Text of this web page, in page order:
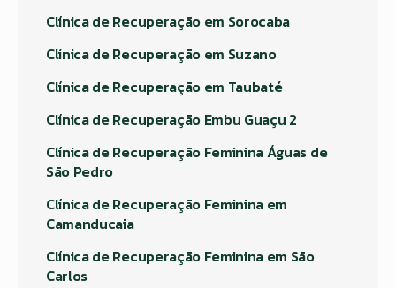
Clínica de Recuperação em Sorocaba
Clínica de Recuperação em Suzano
Clínica de Recuperação em Taubaté
Clínica de Recuperação Embu Guaçu 2
Clínica de Recuperação Feminina Águas de
São Pedro
Clínica de Recuperação Feminina em
Camanducaia
Clínica de Recuperação Feminina em São
Carlos